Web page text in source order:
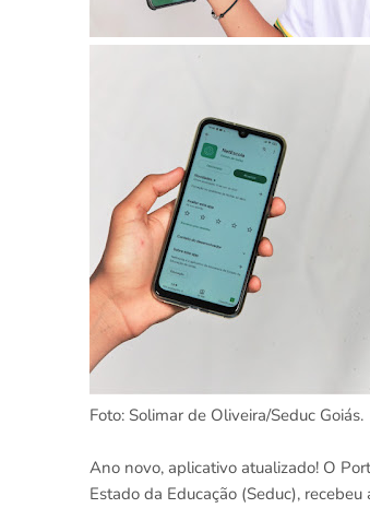
Foto: Solimar de Oliveira/Seduc Goiás.
Ano novo, aplicativo atualizado! O
Estado da Educação (Seduc),